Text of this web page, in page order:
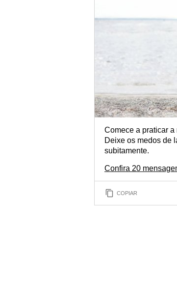
Comece a praticar
Deixe os medos de
subitamente.
Confira 20
COPIAR